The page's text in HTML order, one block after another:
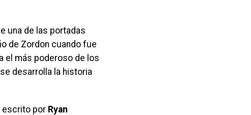
una de las portadas
de Zordon cuando fue
el más poderoso de los
desarrolla la historia
escrito por Ryan